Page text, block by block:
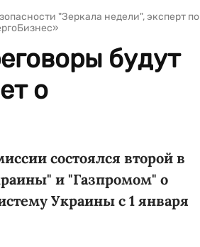
"Зеркала недели", эксперт по
будут
о
состоялся второй в
и "Газпромом" о
Украины с 1 января